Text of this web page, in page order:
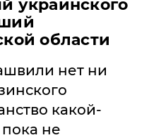
украинского
области
нет ни
какой-
не